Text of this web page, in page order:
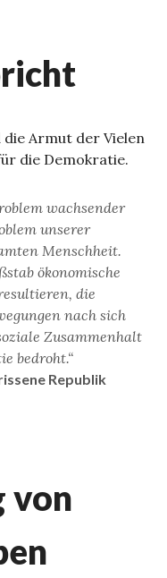
Armut der Vielen
die Demokratie.
wachsender
unserer
Menschheit.
ökonomische
die
nach sich
Zusammenhalt
bedroht.“
Republik
von